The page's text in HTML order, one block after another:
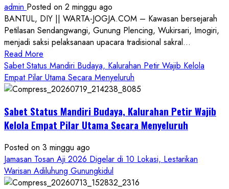
admin Posted on 2 minggu ago
BANTUL, DIY || WARTA-JOGJA.COM – Kawasan bersejarah
Petilasan Sendangwangi, Gunung Plencing, Wukirsari, Imogiri,
menjadi saksi pelaksanaan upacara tradisional sakral...
Read More
more
about
Dihadiri
Nasional,
Ruwatan
Petilasan
Sendangwangi
Mohon
Restu
Sabet Status Mandiri Budaya, Kalurahan Petir Wajib Kelola
Empat Pilar Utama Secara Menyeluruh
Sabet Status Mandiri Budaya, Kalurahan Petir Wajib
Kelola Empat Pilar Utama Secara Menyeluruh
Posted on 3 minggu ago
Jamasan Tosan Aji 2026 Digelar di 10 Lokasi, Lestarikan
Warisan Adiluhung Gunungkidul